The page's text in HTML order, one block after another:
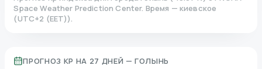
Space Weather Prediction Center. Время — киевское
(UTC+2 (EET)).
ПРОГНОЗ KP НА 27 ДНЕЙ — ГОЛЫНЬ